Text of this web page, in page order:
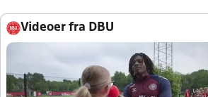
Videoer fra DBU